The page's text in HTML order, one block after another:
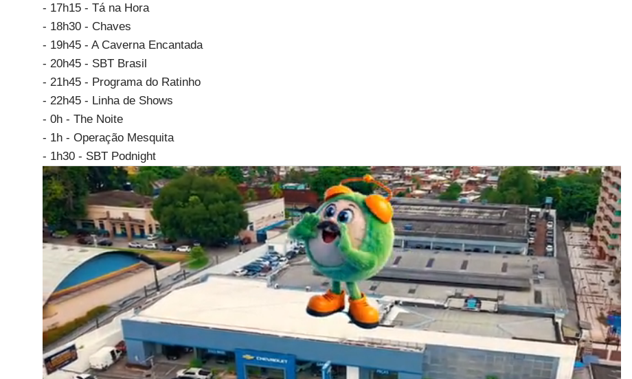
- 17h15 - Tá na Hora
- 18h30 - Chaves
- 19h45 - A Caverna Encantada
- 20h45 - SBT Brasil
- 21h45 - Programa do Ratinho
- 22h45 - Linha de Shows
- 0h - The Noite
- 1h - Operação Mesquita
- 1h30 - SBT Podnight